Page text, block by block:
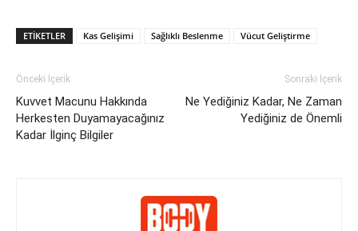
ETIKETLER Kas Gelişimi Sağlıklı Beslenme Vücut Geliştirme
Önceki İçerik
Kuvvet Macunu Hakkında
Herkesten Duyamayacağınız
Kadar İlginç Bilgiler
Sonraki İçerik
Ne Yediğiniz Kadar, Ne Zaman
Yediğiniz de Önemli